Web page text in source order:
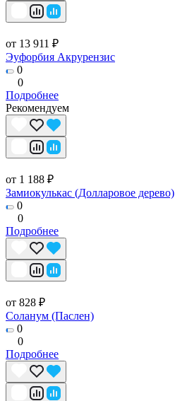
от 13 911 ₽
Эуфорбия Акрурензис
0
0
Подробнее
Рекомендуем
от 1 188 ₽
Замиокулькас (Долларовое дерево)
0
0
Подробнее
от 828 ₽
Соланум (Паслен)
0
0
Подробнее